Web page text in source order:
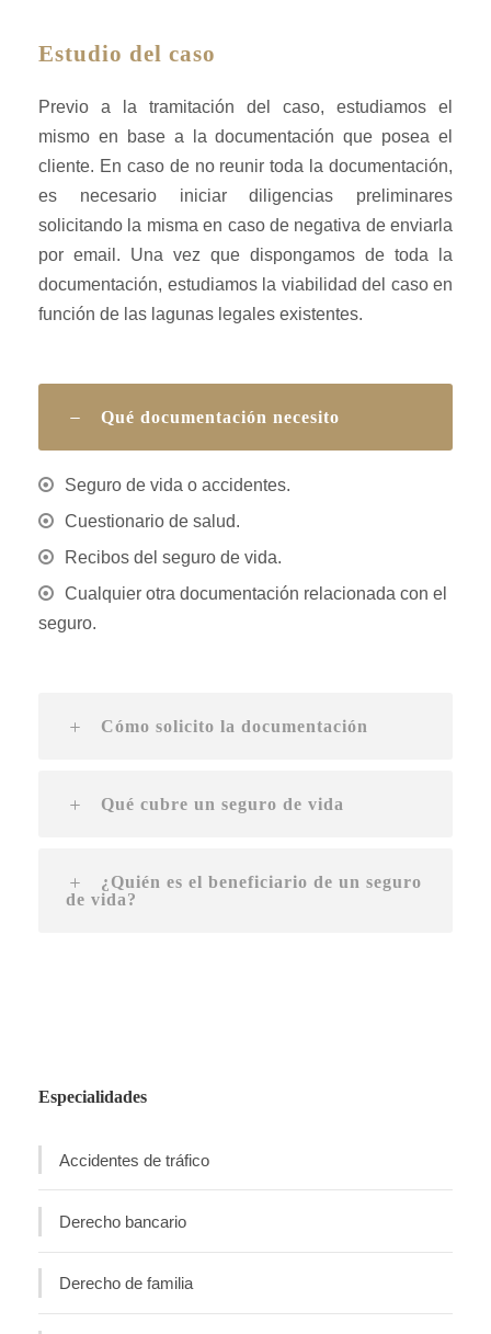
Estudio del caso
Previo a la tramitación del caso, estudiamos el
mismo en base a la documentación que posea el
cliente. En caso de no reunir toda la documentación,
es necesario iniciar diligencias preliminares
solicitando la misma en caso de negativa de enviarla
por email. Una vez que dispongamos de toda la
documentación, estudiamos la viabilidad del caso en
función de las lagunas legales existentes.
Qué documentación necesito
Seguro de vida o accidentes.
Cuestionario de salud.
Recibos del seguro de vida.
Cualquier otra documentación relacionada con el
seguro.
Cómo solicito la documentación
Qué cubre un seguro de vida
¿Quién es el beneficiario de un seguro
de vida?
Especialidades
Accidentes de tráfico
Derecho bancario
Derecho de familia